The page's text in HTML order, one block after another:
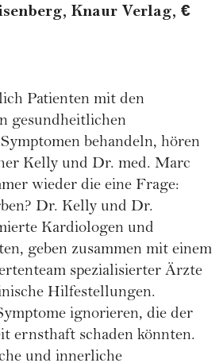
Knaur Verlag, €
Patienten mit den
gesundheitlichen
behandeln, hören
Kelly und Dr. med. Marc
wieder die eine Frage:
Dr. Kelly und Dr.
Kardiologen und
geben zusammen mit einem
spezialisierter Ärzte
Hilfestellungen.
ignorieren, die der
ernsthaft schaden könnten.
und innerliche